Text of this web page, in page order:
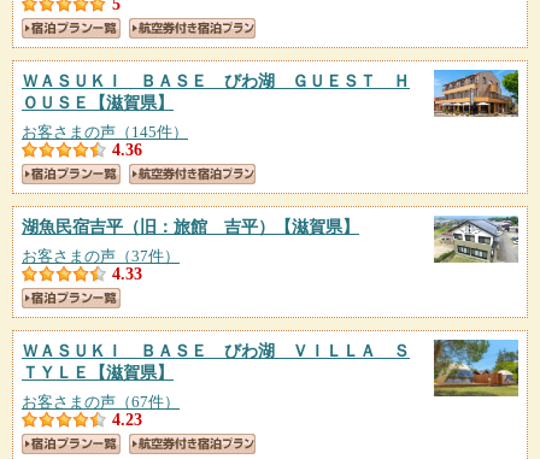
5
ＷＡＳＵＫＩ ＢＡＳＥ びわ湖 ＧＵＥＳＴ Ｈ
ＯＵＳＥ
【滋賀県】
お客さまの声（145件）
4.36
湖魚民宿吉平（旧：旅館 吉平） 【滋賀県】
お客さまの声（37件）
4.33
ＷＡＳＵＫＩ ＢＡＳＥ びわ湖 ＶＩＬＬＡ Ｓ
ＴＹＬＥ
【滋賀県】
お客さまの声（67件）
4.23